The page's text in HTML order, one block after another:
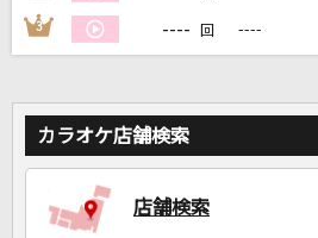
3 ---- 回 ----
カラオケ店舗検索
店舗検索